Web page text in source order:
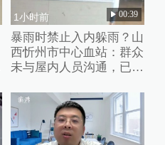
1小时前 00:39
暴雨时禁止入内躲雨？山
西忻州市中心血站：群众
未与屋内人员沟通，已批